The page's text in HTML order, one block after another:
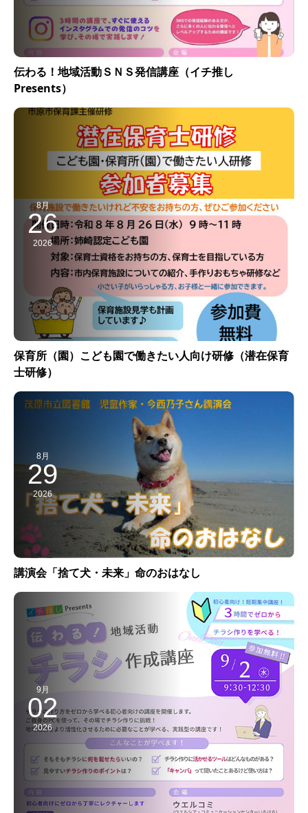
伝わる！地域活動ＳＮＳ発信講座（イチ推し
Presents）
8月
26
2026
保育所（園）こども園で働きたい人向け研修（潜在保育
士研修）
8月
29
2026
講演会「捨て犬・未来」命のおはなし
9月
02
2026